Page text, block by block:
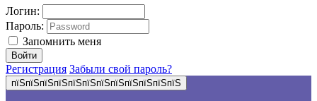
Логин:
Пароль:
Запомнить меня
Регистрация Забыли свой пароль?
пїЅпїЅпїЅпїЅпїЅпїЅпїЅпїЅпїЅпїЅпїЅпїЅ